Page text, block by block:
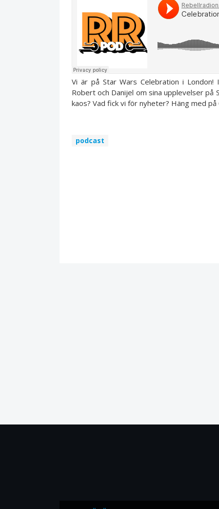
Vi är på Star Wars Celebration i
Robert och Danijel om sina upplevelser
kaos? Vad fick vi för nyheter? Häng med
podcast